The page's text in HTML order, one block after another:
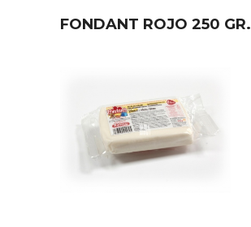
FONDANT ROJO 250 GR.